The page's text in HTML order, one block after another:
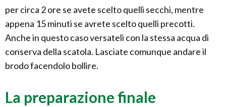
per circa 2 ore se avete scelto quelli secchi, mentre
appena 15 minuti se avrete scelto quelli precotti.
Anche in questo caso versateli con la stessa acqua di
conserva della scatola. Lasciate comunque andare il
brodo facendolo bollire.
La preparazione finale